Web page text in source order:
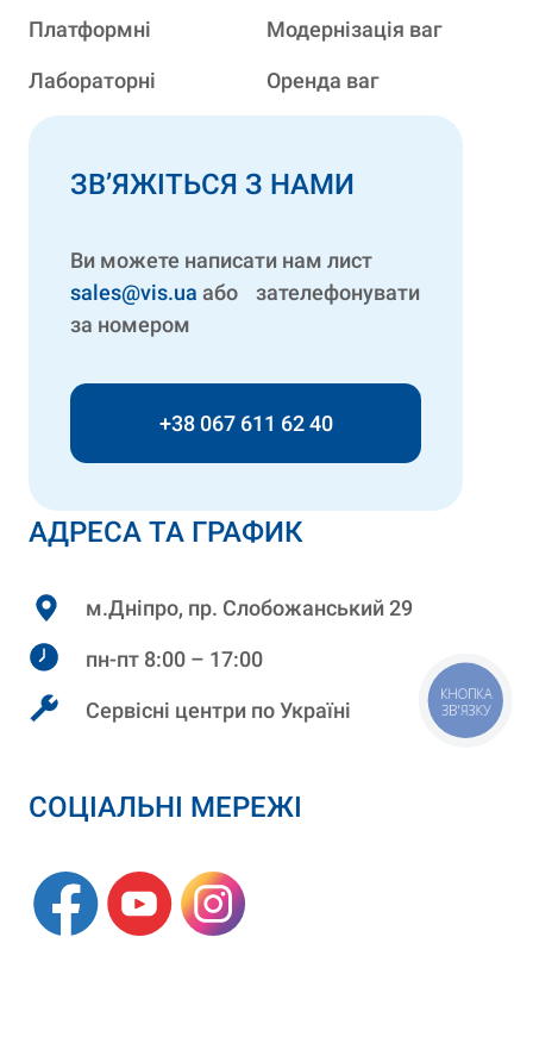
АДРЕСА ТА ГРАФИК
м.Дніпро, пр. Слобожанський 29
пн-пт 8:00 – 17:00
Сервісні центри по Україні
СОЦІАЛЬНІ МЕРЕЖІ
Платформні
Лабораторні
Модернізація ваг
Оренда ваг
ЗВ’ЯЖІТЬСЯ З НАМИ
Ви можете написати нам лист
sales@vis.ua або зателефонувати
за номером
+38 067 611 62 40
КНОПКА
ЗВ'ЯЗКУ